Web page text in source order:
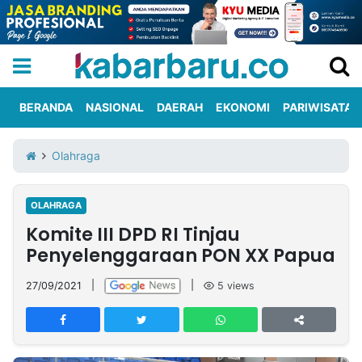
Iklan
Berita
Kami
Nasional
International
Olahraga
Entertainment
Daerah
Pariwisata
Kuliner
Kolom
Network
PT
TREETAN
BERANDA NASIONAL DAERAH EKONOMI PARIWISATA
Olahraga
OLAHRAGA
Komite III DPD RI Tinjau
Penyelenggaraan PON XX Papua
27/09/2021 5 views